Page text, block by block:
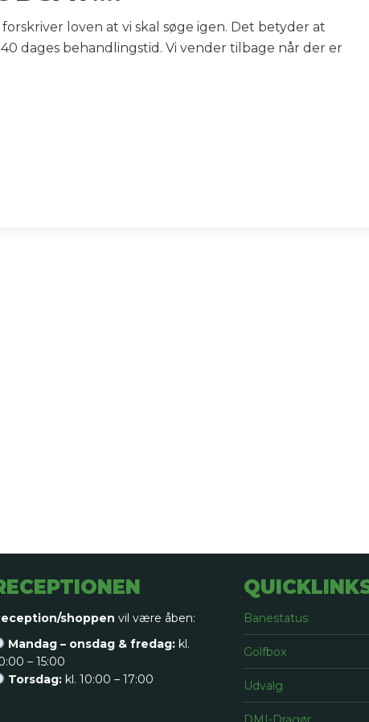
loven at vi skal søge igen. Det betyder at
dages behandlingstid. Vi vender tilbage når der er
shoppen vil være åben:
Mandag – onsdag & fredag: kl.
– 15:00
Torsdag: kl. 10:00 – 17:00
Banestatus
Golfbox
Udvalg